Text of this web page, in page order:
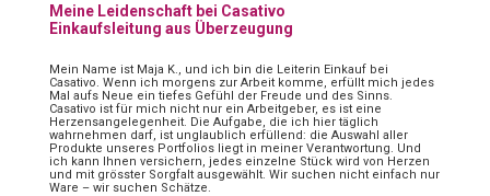
Meine Leidenschaft bei Casativo
Einkaufsleitung aus Überzeugung
Mein Name ist Maja K., und ich bin die Leiterin Einkauf bei
Casativo. Wenn ich morgens zur Arbeit komme, erfüllt mich jedes
Mal aufs Neue ein tiefes Gefühl der Freude und des Sinns.
Casativo ist für mich nicht nur ein Arbeitgeber, es ist eine
Herzensangelegenheit. Die Aufgabe, die ich hier täglich
wahrnehmen darf, ist unglaublich erfüllend: die Auswahl aller
Produkte unseres Portfolios liegt in meiner Verantwortung. Und
ich kann Ihnen versichern, jedes einzelne Stück wird von Herzen
und mit grösster Sorgfalt ausgewählt. Wir suchen nicht einfach nur
Ware – wir suchen Schätze.